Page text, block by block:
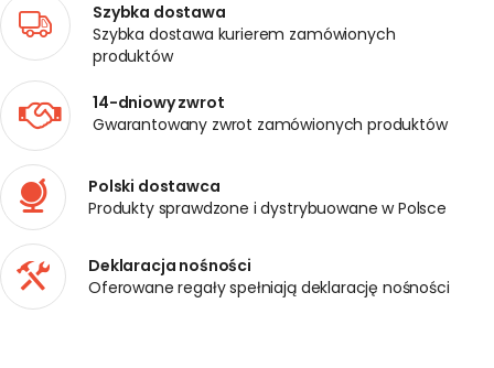
Szybka dostawa
Szybka dostawa kurierem zamówionych
produktów
14-dniowy zwrot
Gwarantowany zwrot zamówionych produktów
Polski dostawca
Produkty sprawdzone i dystrybuowane w Polsce
Deklaracja nośności
Oferowane regały spełniają deklarację nośności